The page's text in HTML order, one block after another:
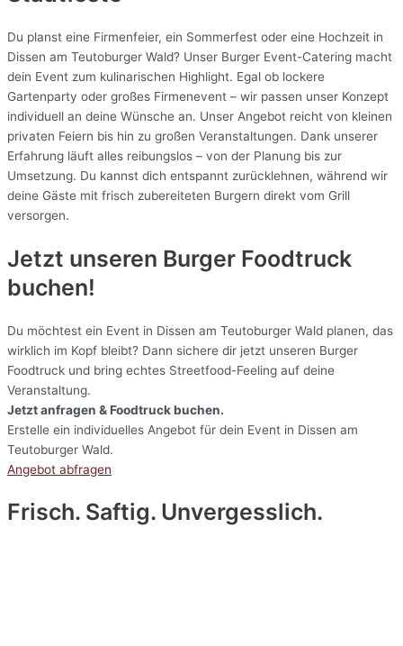
Du planst eine Firmenfeier, ein Sommerfest oder eine Hochzeit in
Dissen am Teutoburger Wald? Unser Burger Event-Catering macht
dein Event zum kulinarischen Highlight. Egal ob lockere
Gartenparty oder großes Firmenevent – wir passen unser Konzept
individuell an deine Wünsche an. Unser Angebot reicht von kleinen
privaten Feiern bis hin zu großen Veranstaltungen. Dank unserer
Erfahrung läuft alles reibungslos – von der Planung bis zur
Umsetzung. Du kannst dich entspannt zurücklehnen, während wir
deine Gäste mit frisch zubereiteten Burgern direkt vom Grill
versorgen.
Jetzt unseren Burger Foodtruck
buchen!
Du möchtest ein Event in Dissen am Teutoburger Wald planen, das
wirklich im Kopf bleibt? Dann sichere dir jetzt unseren Burger
Foodtruck und bring echtes Streetfood-Feeling auf deine
Veranstaltung.
Jetzt anfragen & Foodtruck buchen.
Erstelle ein individuelles Angebot für dein Event in Dissen am
Teutoburger Wald.
Angebot abfragen
Frisch. Saftig. Unvergesslich.